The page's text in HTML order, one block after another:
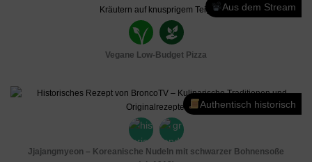
Aus dem Stream
Vegane Low-Budget Pizza
Authentisch historisch
Jjajangmyeon – Koreanische Nudeln mit schwarzer Bohnensoße